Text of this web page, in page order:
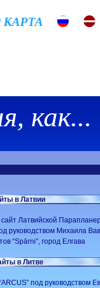
КАРТА
как...
в Латвии
Латвийской
руководством Михаила
“Spārni”, город Елгава
в Литве
под руководством